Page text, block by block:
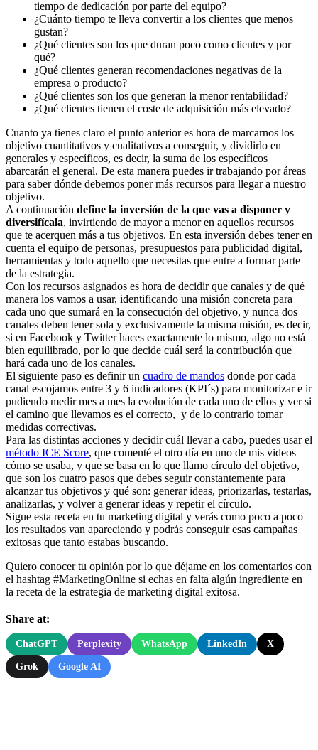
tiempo de dedicación por parte del equipo?
¿Cuánto tiempo te lleva convertir a los clientes que menos
gustan?
¿Qué clientes son los que duran poco como clientes y por
qué?
¿Qué clientes generan recomendaciones negativas de la
empresa o producto?
¿Qué clientes son los que generan la menor rentabilidad?
¿Qué clientes tienen el coste de adquisición más elevado?
Cuanto ya tienes claro el punto anterior es hora de marcarnos los
objetivo cuantitativos y cualitativos a conseguir, y dividirlo en
generales y específicos, es decir, la suma de los específicos
abarcarán el general. De esta manera puedes ir trabajando por áreas
para saber dónde debemos poner más recursos para llegar a nuestro
objetivo.
A continuación define la inversión de la que vas a disponer y
diversifícala, invirtiendo de mayor a menor en aquellos recursos
que te acerquen más a tus objetivos. En esta inversión debes tener en
cuenta el equipo de personas, presupuestos para publicidad digital,
herramientas y todo aquello que necesitas que entre a formar parte
de la estrategia.
Con los recursos asignados es hora de decidir que canales y de qué
manera los vamos a usar, identificando una misión concreta para
cada uno que sumará en la consecución del objetivo, y nunca dos
canales deben tener sola y exclusivamente la misma misión, es decir,
si en Facebook y Twitter haces exactamente lo mismo, algo no está
bien equilibrado, por lo que decide cuál será la contribución que
hará cada uno de los canales.
El siguiente paso es definir un cuadro de mandos donde por cada
canal escojamos entre 3 y 6 indicadores (KPI´s) para monitorizar e ir
pudiendo medir mes a mes la evolución de cada uno de ellos y ver si
el camino que llevamos es el correcto, y de lo contrario tomar
medidas correctivas.
Para las distintas acciones y decidir cuál llevar a cabo, puedes usar el
método ICE Score, que comenté el otro día en uno de mis videos
cómo se usaba, y que se basa en lo que llamo círculo del objetivo,
que son los cuatro pasos que debes seguir constantemente para
alcanzar tus objetivos y qué son: generar ideas, priorizarlas, testarlas,
analizarlas, y volver a generar ideas y repetir el círculo.
Sigue esta receta en tu marketing digital y verás como poco a poco
los resultados van apareciendo y podrás conseguir esas campañas
exitosas que tanto estabas buscando.
Quiero conocer tu opinión por lo que déjame en los comentarios con
el hashtag #MarketingOnline si echas en falta algún ingrediente en
la receta de la estrategia de marketing digital exitosa.
Share at:
ChatGPT Perplexity WhatsApp LinkedIn X
Grok Google AI